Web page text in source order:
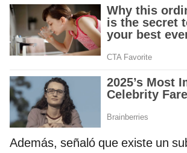
Además, señaló que existe un